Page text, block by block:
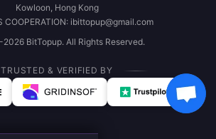
Kowloon, Hong Kong
COOPERATION: ibittopup@gmail.com
BitTopup. All Rights Reserved.
TRUSTED & VERIFIED BY